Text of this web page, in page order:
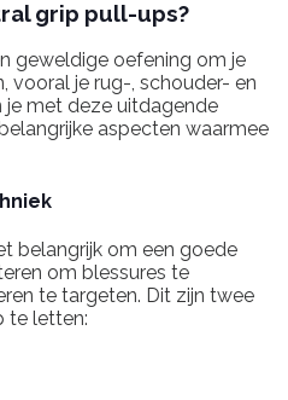
grip pull-ups?
geweldige oefening om je
vooral je rug-, schouder- en
je met deze uitdagende
aspecten waarmee
belangrijk om een goede
om blessures te
te targeten. Dit zijn twee
te letten: